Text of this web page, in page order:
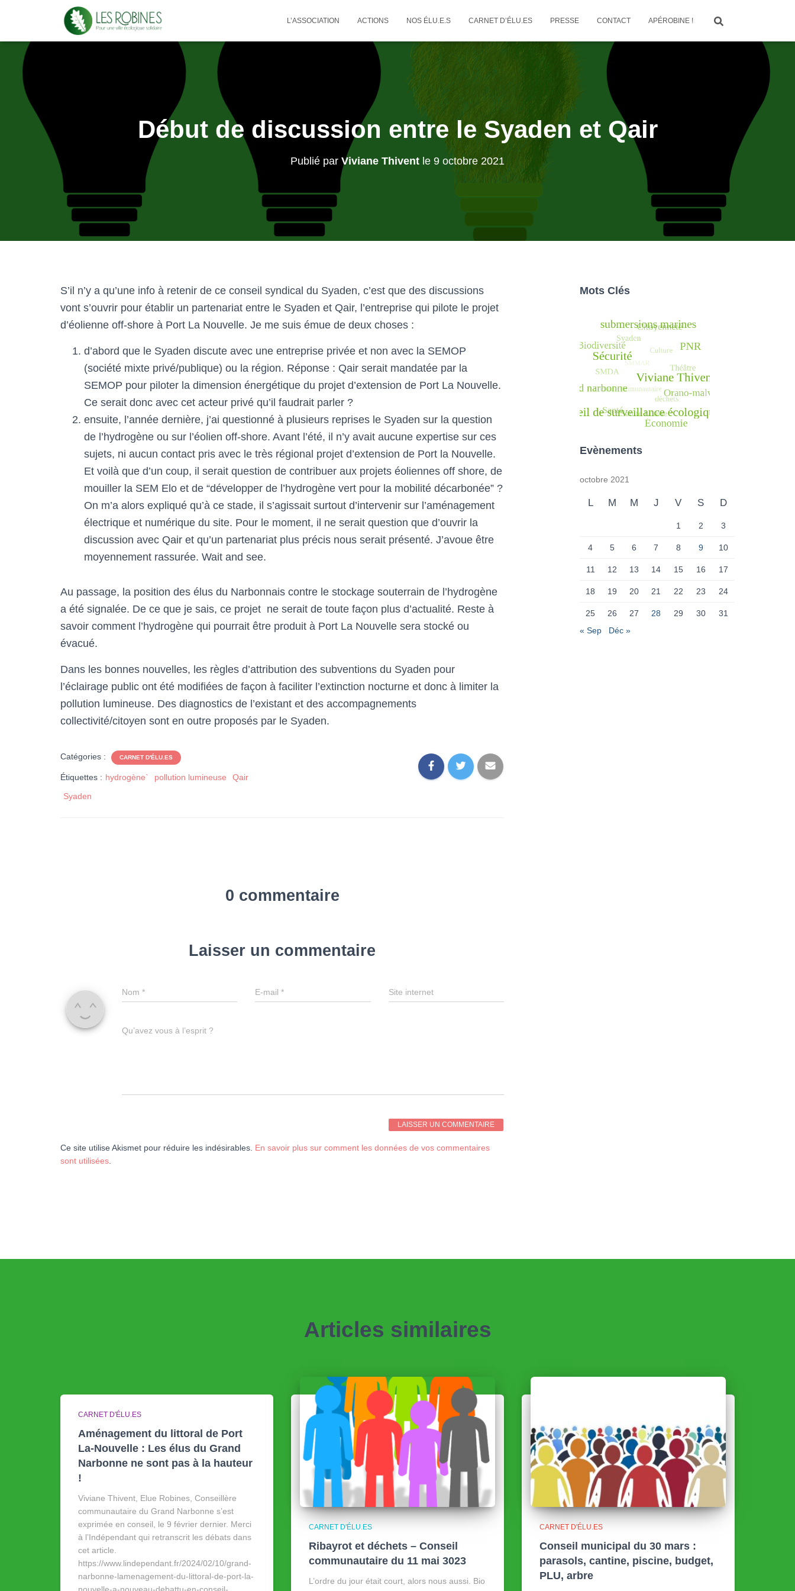
L’ASSOCIATION ACTIONS NOS ÉLU.E.S CARNET D’ÉLU.ES PRESSE CONTACT APÉROBINE !
Début de discussion entre le Syaden et Qair
Publié par Viviane Thivent le 9 octobre 2021
S’il n’y a qu’une info à retenir de ce conseil syndical du Syaden, c’est que des discussions
vont s’ouvrir pour établir un partenariat entre le Syaden et Qair, l’entreprise qui pilote le projet
d’éolienne off-shore à Port La Nouvelle. Je me suis émue de deux choses :
d’abord que le Syaden discute avec une entreprise privée et non avec la SEMOP
(société mixte privé/publique) ou la région. Réponse : Qair serait mandatée par la
SEMOP pour piloter la dimension énergétique du projet d’extension de Port La Nouvelle.
Ce serait donc avec cet acteur privé qu’il faudrait parler ?
ensuite, l’année dernière, j’ai questionné à plusieurs reprises le Syaden sur la question
de l’hydrogène ou sur l’éolien off-shore. Avant l’été, il n’y avait aucune expertise sur ces
sujets, ni aucun contact pris avec le très régional projet d’extension de Port la Nouvelle.
Et voilà que d’un coup, il serait question de contribuer aux projets éoliennes off shore, de
mouiller la SEM Elo et de “développer de l’hydrogène vert pour la mobilité décarbonée” ?
On m’a alors expliqué qu’à ce stade, il s’agissait surtout d’intervenir sur l’aménagement
électrique et numérique du site. Pour le moment, il ne serait question que d’ouvrir la
discussion avec Qair et qu’un partenariat plus précis nous serait présenté. J’avoue être
moyennement rassurée. Wait and see.
Au passage, la position des élus du Narbonnais contre le stockage souterrain de l’hydrogène
a été signalée. De ce que je sais, ce projet ne serait de toute façon plus d’actualité. Reste à
savoir comment l’hydrogène qui pourrait être produit à Port La Nouvelle sera stocké ou
évacué.
Dans les bonnes nouvelles, les règles d’attribution des subventions du Syaden pour
l’éclairage public ont été modifiées de façon à faciliter l’extinction nocturne et donc à limiter la
pollution lumineuse. Des diagnostics de l’existant et des accompagnements
collectivité/citoyen sont en outre proposés par le Syaden.
Catégories : CARNET D'ÉLU.ES
Étiquettes : hydrogène` pollution lumineuse
Qair
Syaden
0 commentaire
Laisser un commentaire
Nom * E-mail* Site internet
Qu’avez vous à l’esprit ?
Ce site utilise Akismet pour réduire les indésirables. En savoir plus sur comment les données de vos commentaires
sont utilisées
Mots Clés
Evènements
octobre 2021
L M M J V S D
1 2 3
4 5 6 7 8 9 10
11 12 13 14 15 16 17
18 19 20 21 22 23 24
25 26 27 28 29 30
31
« Sep
Déc »
Articles similaires
CARNET D'ÉLU.ES
Aménagement du littoral de Port
La-Nouvelle : Les élus du Grand
Narbonne ne sont pas à la hauteur
!
Viviane Thivent, Elue Robines, Conseillère
communautaire du Grand Narbonne s’est
exprimée en conseil, le 9 février dernier. Merci
à l’Indépendant qui retranscrit les débats dans
cet article.
https://www.lindependant.fr/2024/02/10/grand-
narbonne-lamenagement-du-littoral-de-port-la-
CARNET D'ÉLU.ES
Ribayrot et déchets – Conseil
communautaire du 11 mai 3023
L’ordre du jour était court, alors nous aussi. Bio
CARNET D'ÉLU.ES
Conseil municipal du 30 mars :
parasols, cantine, piscine, budget,
PLU, arbre